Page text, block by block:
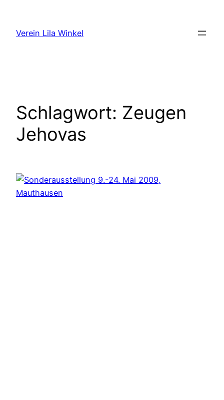
springen
Verein Lila Winkel
Schlagwort: Zeugen
Jehovas